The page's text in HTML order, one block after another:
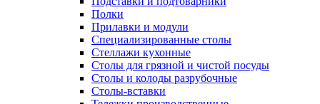
Полки
Прилавки и модули
Специализированные столы
Стеллажи кухонные
Столы для грязной и чистой посуды
Столы и колоды разрубочные
Столы-вставки